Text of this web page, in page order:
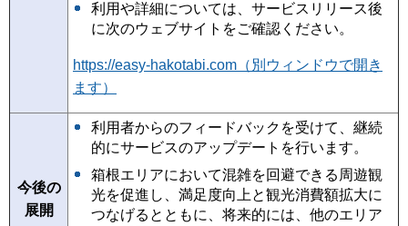
利用や詳細については、サービスリリース後
に次のウェブサイトをご確認ください。
https://easy-hakotabi.com（別ウィンドウで開き
ます）
今後の
展開
利用者からのフィードバックを受けて、継続
的にサービスのアップデートを行います。
箱根エリアにおいて混雑を回避できる周遊観
光を促進し、満足度向上と観光消費額拡大に
つなげるとともに、将来的には、他のエリア